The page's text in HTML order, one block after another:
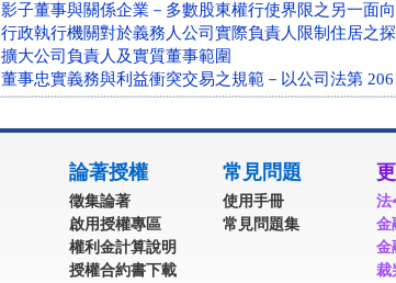
影子董事與關係企業－多數股東權行使界限之另一面向
行政執行機關對於義務人公司實際負責人限制住居之
擴大公司負責人及實質董事範圍
董事忠實義務與利益衝突交易之規範－以公司法第
論著授權
徵集論著
啟用授權專區
權利金計算說明
授權合約書下載
常見問題
使用手冊
常見問題集
法
金
金
裁